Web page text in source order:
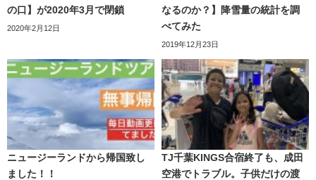
の口】が2020年3月で閉鎖
2020年2月12日
なるのか？】降雪量の統計を調
べてみた
2019年12月23日
ニュージーランドから帰国致し
ました！！
TJ千葉KINGS合宿終了も、成田
空港でトラブル。子供だけの渡